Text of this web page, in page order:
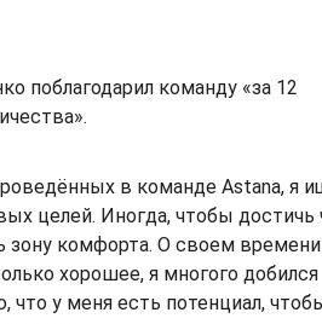
поблагодарил команду «за 12
в команде Astana, я
целей. Иногда, чтобы достичь
зону комфорта. О своем
хорошее, я многого добился
что у меня есть потенциал,